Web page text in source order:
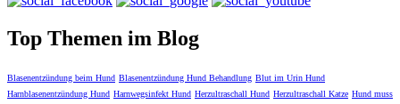
Top Themen im Blog
Blasenentzündung beim Hund Blasenentzündung Hund Behandlung Blut im Urin Hund
Harnblasenentzündung Hund Harnwegsinfekt Hund Herzultraschall Hund Herzultraschall Katze Hund muss